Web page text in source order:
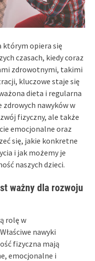
którym opiera się
czasach, kiedy coraz
zdrowotnymi, takimi
kluczowe staje się
dieta i regularna
nawyków w
fizyczny, ale także
emocjonalne oraz
się, jakie konkretne
i jak możemy je
naszych dzieci.
ważny dla rozwoju
rolę w
nawyki
fizyczna mają
emocjonalne i